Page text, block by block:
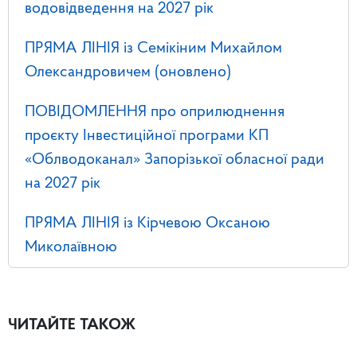
водовідведення на 2027 рік
ПРЯМА ЛІНІЯ із Семікіним Михайлом
Олександровичем (оновлено)
ПОВІДОМЛЕННЯ про оприлюднення
проєкту Інвестиційної програми КП
«Облводоканал» Запорізької обласної ради
на 2027 рік
ПРЯМА ЛІНІЯ із Кірчевою Оксаною
Миколаївною
ЧИТАЙТЕ ТАКОЖ